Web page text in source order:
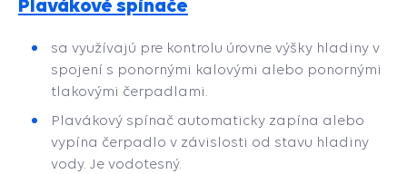
Plavákové spínače
sa využívajú pre kontrolu úrovne výšky hladiny v
spojení s ponornými kalovými alebo ponornými
tlakovými čerpadlami.
Plavákový spínač automaticky zapína alebo
vypína čerpadlo v závislosti od stavu hladiny
vody. Je vodotesný.